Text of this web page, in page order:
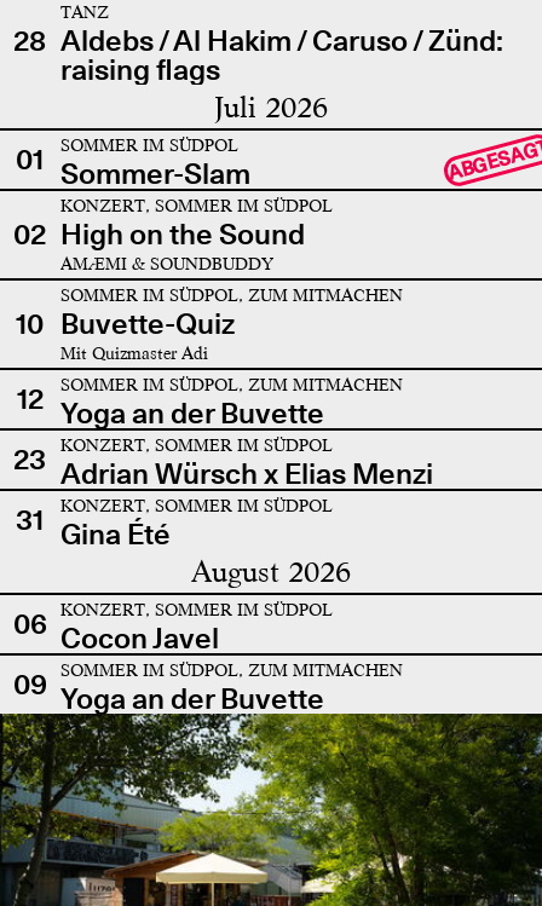
28
TANZ
Aldebs / Al Hakim / Caruso / Zünd:
raising flags
Juli 2026
01 SOMMER IM SÜDPOL
Sommer-Slam
02
KONZERT, SOMMER IM SÜDPOL
High on the Sound
AMÆMI & SOUNDBUDDY
10
SOMMER IM SÜDPOL, ZUM MITMACHEN
Buvette-Quiz
Mit Quizmaster Adi
12 SOMMER IM SÜDPOL, ZUM MITMACHEN
Yoga an der Buvette
23
KONZERT, SOMMER IM SÜDPOL
Adrian Würsch x Elias Menzi
31
KONZERT, SOMMER IM SÜDPOL
Gina Été
August 2026
06 KONZERT, SOMMER IM SÜDPOL
Cocon Javel
09
SOMMER IM SÜDPOL, ZUM MITMACHEN
Yoga an der Buvette